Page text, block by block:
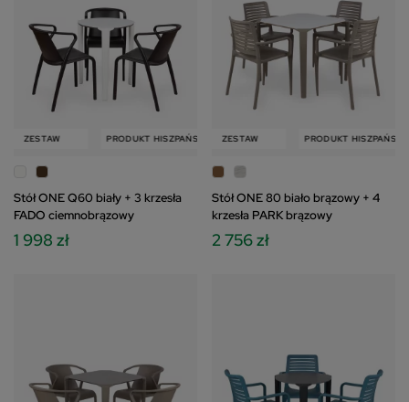
PRODUKT HISZPAŃSKI ZESTAW
Stół ONE Q60 biały + 3 krzesła
FADO ciemnobrązowy
1 998 zł
PRODUKT HISZPAŃSKI ZESTAW PRODUKT HISZPAŃSKI
Stół ONE 80 biało brązowy + 4
krzesła PARK brązowy
2 756 zł